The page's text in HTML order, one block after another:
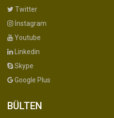
Twitter
İnstagram
Youtube
Linkedin
Skype
Google Plus
BÜLTEN